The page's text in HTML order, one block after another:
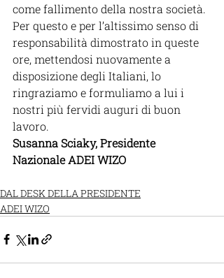
come fallimento della nostra società.
Per questo e per l’altissimo senso di
responsabilità dimostrato in queste
ore, mettendosi nuovamente a
disposizione degli Italiani, lo
ringraziamo e formuliamo a lui i
nostri più fervidi auguri di buon
lavoro.
Susanna Sciaky, Presidente
Nazionale ADEI WIZO
DAL DESK DELLA PRESIDENTE
ADEI WIZO